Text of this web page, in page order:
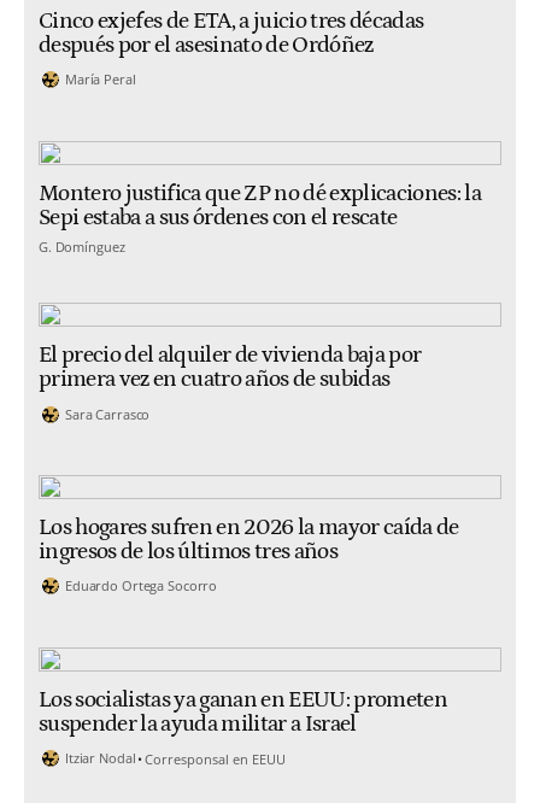
Cinco exjefes de ETA, a juicio tres décadas
después por el asesinato de Ordóñez
María Peral
Montero justifica que ZP no dé explicaciones: la
Sepi estaba a sus órdenes con el rescate
G. Domínguez
El precio del alquiler de vivienda baja por
primera vez en cuatro años de subidas
Sara Carrasco
Los hogares sufren en 2026 la mayor caída de
ingresos de los últimos tres años
Eduardo Ortega Socorro
Los socialistas ya ganan en EEUU: prometen
suspender la ayuda militar a Israel
Itziar Nodal Corresponsal en EEUU